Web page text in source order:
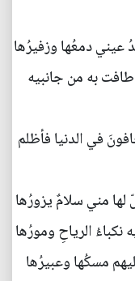
دمعُها وزفيرُها
به من جانبيه
في الدنيا فأظلم
مني سلامٌ يزورُها
الرياحِ ومورُها
مسكُها وعبيرُها